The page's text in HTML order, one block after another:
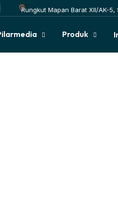
Rungkut Mapan Barat XII/AK-5,
Produk